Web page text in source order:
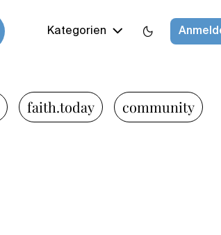
Kategorien
faith.today community